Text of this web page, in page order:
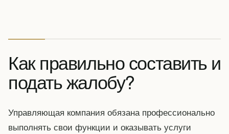
Как правильно составить и
подать жалобу?
Управляющая компания обязана профессионально
выполнять свои функции и оказывать услуги